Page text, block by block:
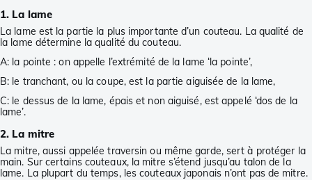
1. La lame
La lame est la partie la plus importante d’un couteau. La qualité de
la lame détermine la qualité du couteau.
A: la pointe : on appelle l’extrémité de la lame ‘la pointe’,
B: le tranchant, ou la coupe, est la partie aiguisée de la lame,
C: le dessus de la lame, épais et non aiguisé, est appelé ‘dos de la
lame’.
2. La mitre
La mitre, aussi appelée traversin ou même garde, sert à protéger la
main. Sur certains couteaux, la mitre s’étend jusqu’au talon de la
lame. La plupart du temps, les couteaux japonais n’ont pas de mitre.